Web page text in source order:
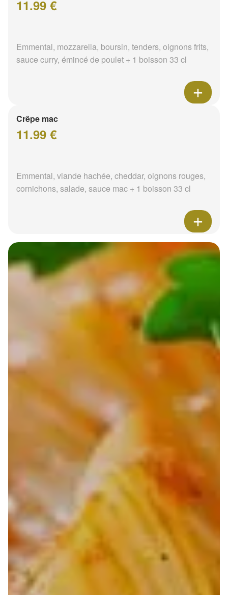
11.99 €
Emmental, mozzarella, boursin, tenders, oignons frits,
sauce curry, émincé de poulet + 1 boisson 33 cl
Crêpe mac
11.99 €
Emmental, viande hachée, cheddar, oignons rouges,
cornichons, salade, sauce mac + 1 boisson 33 cl